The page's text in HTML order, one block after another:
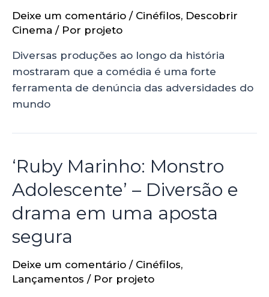
Deixe um comentário / Cinéfilos, Descobrir
Cinema / Por projeto
Diversas produções ao longo da história
mostraram que a comédia é uma forte
ferramenta de denúncia das adversidades do
mundo
‘Ruby Marinho: Monstro
Adolescente’ – Diversão e
drama em uma aposta
segura
Deixe um comentário / Cinéfilos,
Lançamentos / Por projeto